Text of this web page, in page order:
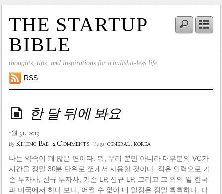
THE STARTUP
BIBLE
thoughts, tips, and inspirations for a bullshit-less life
RSS
한 달 뒤에 봐요
1월 31, 2019
ByKihong Bae 2 Comments Tags:general, korea
나는 약속이 꽤 많은 편이다. 뭐, 우리 뿐만 아니라 대부분의 VC가
시간을 정말 30분 단위로 쪼개서 사용할 것이다. 적은 인력으로 기
존 투자사, 신규 투자사, 기존 LP, 신규 LP, 그리고 그 외의 일 한국
과 미국에서 하다 보니, 어쩔 수 없이 내 일정은 정말 빡빡하다. 나